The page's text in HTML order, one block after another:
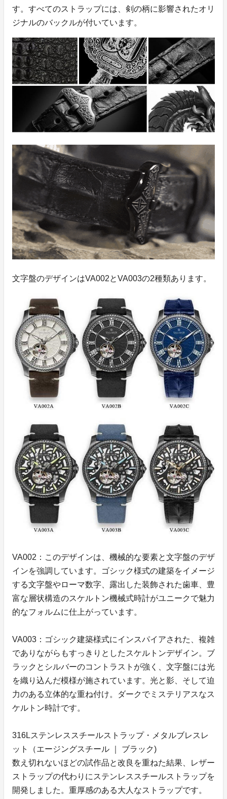
す。すべてのストラップには、剣の柄に影響されたオリ
ジナルのバックルが付いています。
文字盤のデザインはVA002とVA003の2種類あります。
VA002：このデザインは、機械的な要素と文字盤のデザ
インを強調しています。ゴシック様式の建築をイメージ
する文字盤やローマ数字、露出した装飾された歯車、豊
富な層状構造のスケルトン機械式時計がユニークで魅力
的なフォルムに仕上がっています。
VA003：ゴシック建築様式にインスパイアされた、複雑
でありながらもすっきりとしたスケルトンデザイン。ブ
ラックとシルバーのコントラストが強く、文字盤には光
を織り込んだ模様が施されています。光と影、そして迫
力のある立体的な重ね付け。ダークでミステリアスなス
ケルトン時計です。
316Lステンレススチールストラップ・メタルブレスレ
ット（エージングスチール ｜ ブラック)
数え切れないほどの試作品と改良を重ねた結果、レザー
ストラップの代わりにステンレススチールストラップを
開発しました。重厚感のある大人なストラップです。